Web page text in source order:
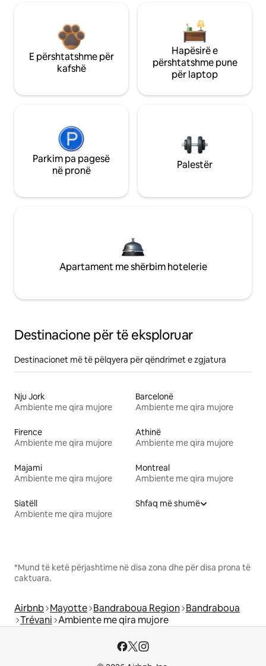
E përshtatshme për
kafshë
Hapësirë e
përshtatshme pune
për laptop
Parkim pa pagesë
në pronë
Palestër
Apartament me shërbim hotelerie
Destinacione për të eksploruar
Destinacionet më të pëlqyera për qëndrimet e zgjatura
Nju Jork
Ambiente me qira mujore
Barcelonë
Ambiente me qira mujore
Firence
Ambiente me qira mujore
Athinë
Ambiente me qira mujore
Majami
Ambiente me qira mujore
Montreal
Ambiente me qira mujore
Siatëll
Ambiente me qira mujore
Shfaq më shumë
*Mund të ketë përjashtime në disa zona dhe për disa prona të
caktuara.
Airbnb Mayotte Bandraboua Region Bandraboua
Trévani Ambiente me qira mujore